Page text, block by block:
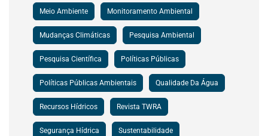
Meio Ambiente Monitoramento Ambiental
Mudanças Climáticas Pesquisa Ambiental
Pesquisa Científica Políticas Públicas
Políticas Públicas Ambientais Qualidade Da Água
Recursos Hídricos Revista TWRA
Segurança Hídrica Sustentabilidade